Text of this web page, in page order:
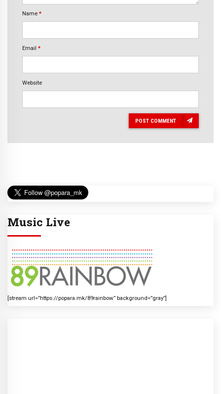
Name *
Email *
Website
POST COMMENT
Music Live
[stream url=”https://popara.mk/89rainbow” background=”gray”]